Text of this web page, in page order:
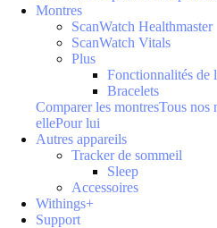
Montres
ScanWatch Healthmaster
ScanWatch Vitals
Plus
Fonctionnalités de
Bracelets
Comparer les montresTous nos
ellePour lui
Autres appareils
Tracker de sommeil
Sleep
Accessoires
Withings+
Support